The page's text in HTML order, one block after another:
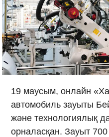
19 маусым, онлайн
автомобиль зауыты
және технологиялық
орналасқан. Зауыт